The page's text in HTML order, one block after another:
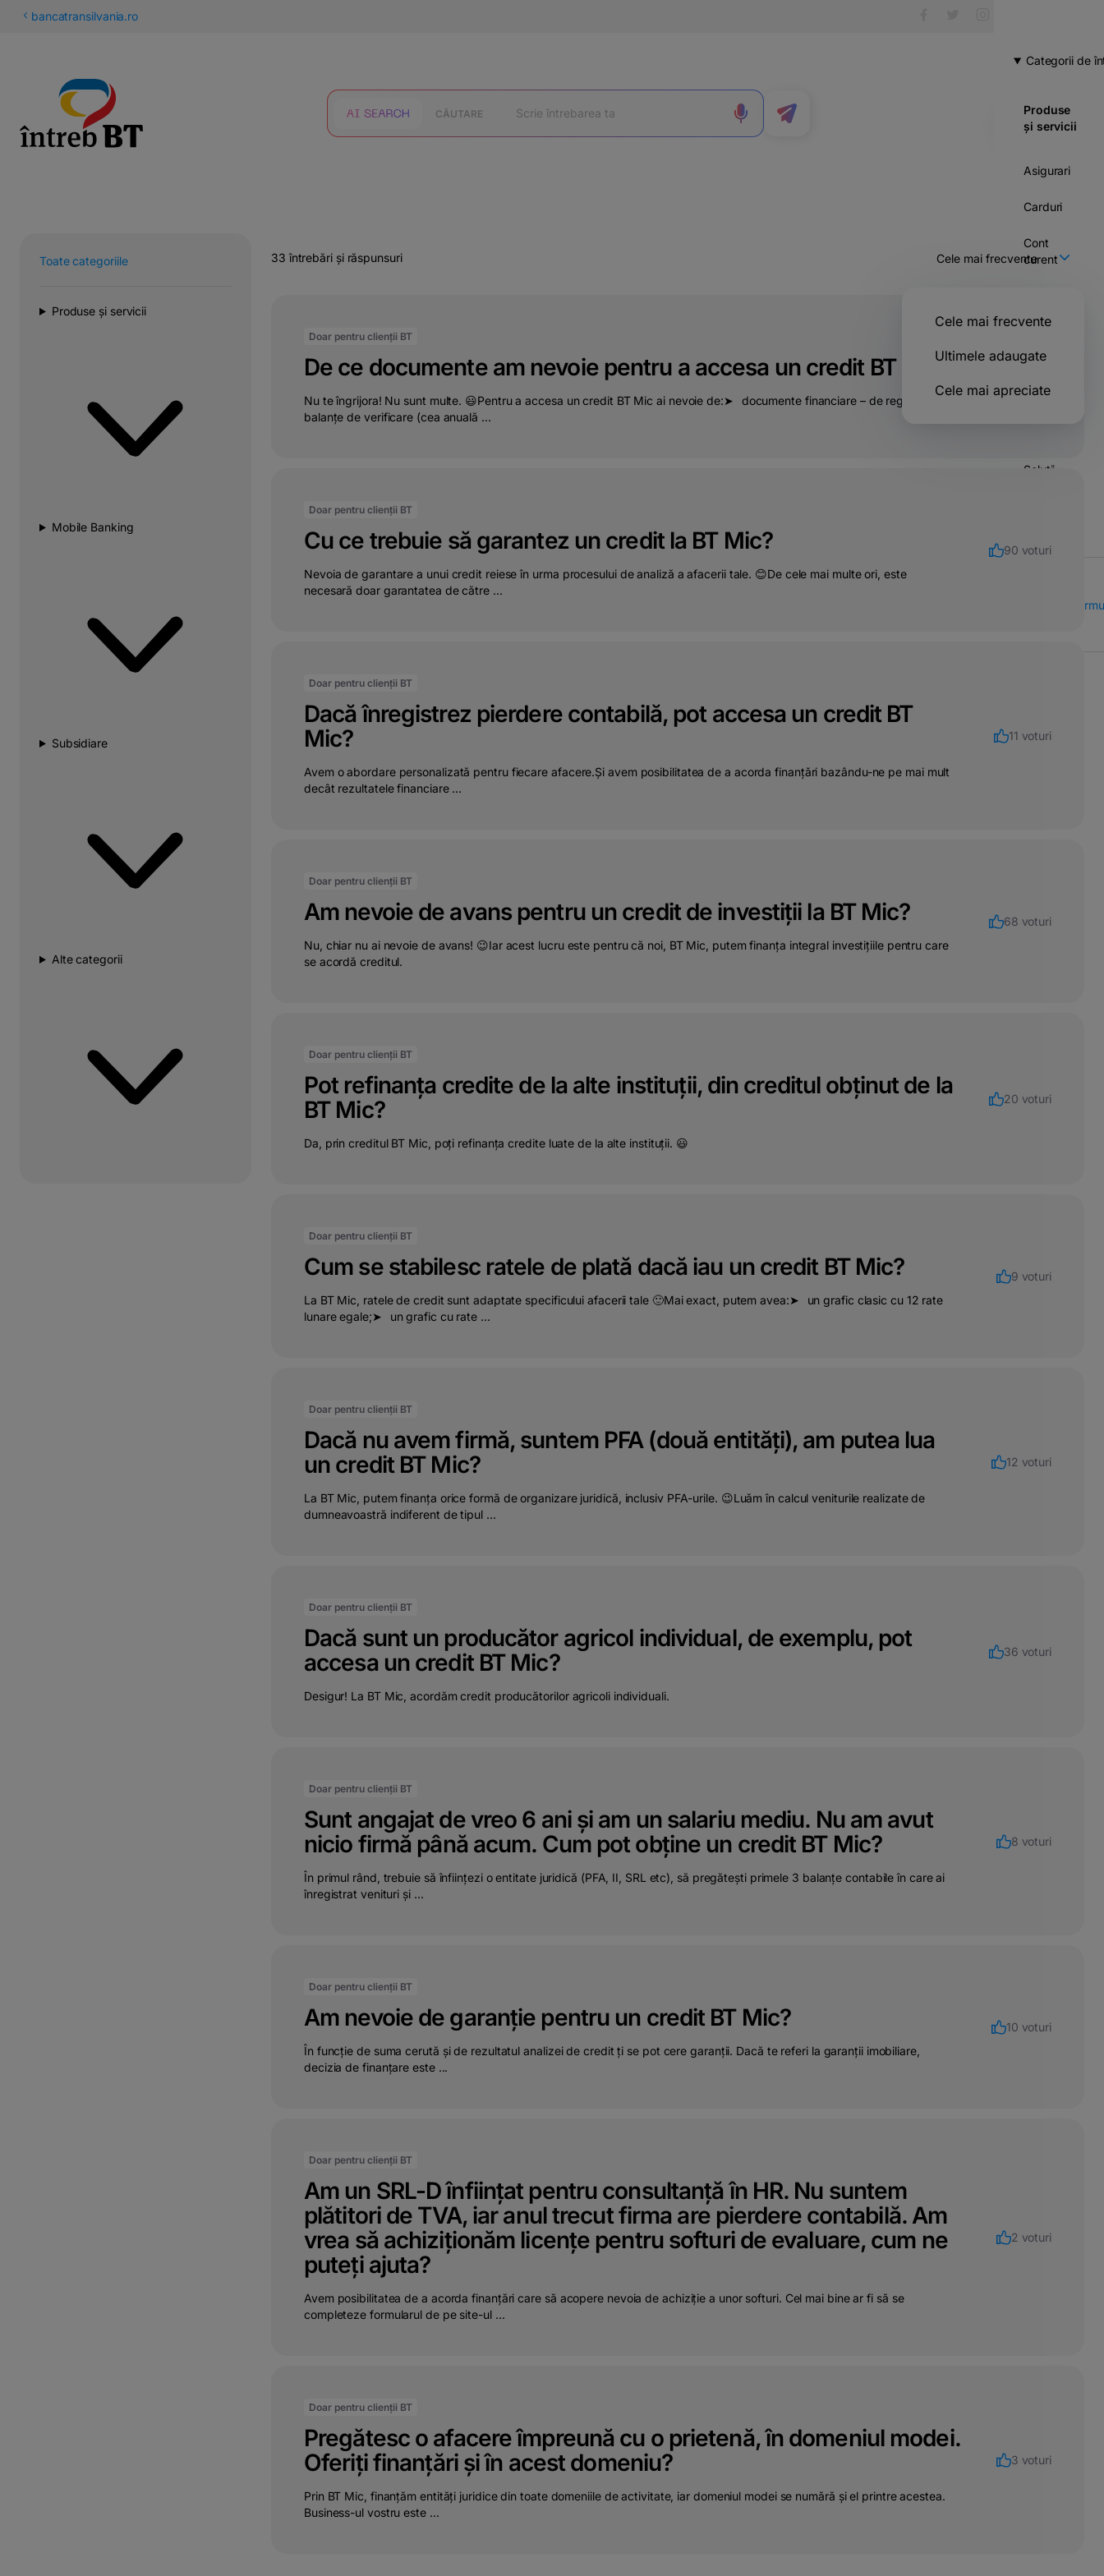
кириллица
bancatransilvania.ro
CĂUTARE MENIU
Categorii de
Produse
și servicii
Asigurari
Carduri
Cont
curent
Operatiuni
Solutii
Toate categoriile
Produse și servicii
Mobile Banking
Subsidiare
Alte categorii
33 întrebări și răspunsuri
Cele mai frecvente
Ultimele adaugate
Cele mai apreciate
Doar pentru clienții BT
De ce documente am nevoie pentru a accesa un credit BT Mic?
Nu te îngrijora! Nu sunt multe. 😃Pentru a accesa un credit BT Mic ai nevoie de:➤⠀documente financiare – de regula două
balanțe de verificare (cea anuală ...
Doar pentru clienții BT
Cu ce trebuie să garantez un credit la BT Mic?
Nevoia de garantare a unui credit reiese în urma procesului de analiză a afacerii tale. 😊De cele mai multe ori, este
necesară doar garantatea de către ...
90 voturi
Doar pentru clienții BT
Dacă înregistrez pierdere contabilă, pot accesa un credit BT
Mic?
Avem o abordare personalizată pentru fiecare afacere.Și avem posibilitatea de a acorda finanțări bazându-ne pe mai mult
decât rezultatele financiare ...
11 voturi
Doar pentru clienții BT
Am nevoie de avans pentru un credit de investiții la BT Mic?
Nu, chiar nu ai nevoie de avans! 😉Iar acest lucru este pentru că noi, BT Mic, putem finanța integral investițiile pentru care
se acordă creditul.
68 voturi
Doar pentru clienții BT
Pot refinanța credite de la alte instituții, din creditul obținut de la
BT Mic?
Da, prin creditul BT Mic, poți refinanța credite luate de la alte instituții. 😃
20 voturi
Doar pentru clienții BT
Cum se stabilesc ratele de plată dacă iau un credit BT Mic?
La BT Mic, ratele de credit sunt adaptate specificului afacerii tale 🙂Mai exact, putem avea:➤⠀un grafic clasic cu 12 rate
lunare egale;➤⠀un grafic cu rate ...
9 voturi
Doar pentru clienții BT
Dacă nu avem firmă, suntem PFA (două entități), am putea lua
un credit BT Mic?
La BT Mic, putem finanța orice formă de organizare juridică, inclusiv PFA-urile. 😉Luăm în calcul veniturile realizate de
dumneavoastră indiferent de tipul ...
12 voturi
Doar pentru clienții BT
Dacă sunt un producător agricol individual, de exemplu, pot
accesa un credit BT Mic?
Desigur! La BT Mic, acordăm credit producătorilor agricoli individuali.
36 voturi
Doar pentru clienții BT
Sunt angajat de vreo 6 ani și am un salariu mediu. Nu am avut
nicio firmă până acum. Cum pot obține un credit BT Mic?
În primul rând, trebuie să înființezi o entitate juridică (PFA, II, SRL etc), să pregătești primele 3 balanțe contabile în care ai
înregistrat venituri și ...
8 voturi
Doar pentru clienții BT
Am nevoie de garanție pentru un credit BT Mic?
În funcție de suma cerută și de rezultatul analizei de credit ți se pot cere garanții. Dacă te referi la garanții imobiliare,
decizia de finanțare este ...
10 voturi
Doar pentru clienții BT
Am un SRL-D înființat pentru consultanță în HR. Nu suntem
plătitori de TVA, iar anul trecut firma are pierdere contabilă. Am
vrea să achiziționăm licențe pentru softuri de evaluare, cum ne
puteți ajuta?
Avem posibilitatea de a acorda finanțări care să acopere nevoia de achiziție a unor softuri. Cel mai bine ar fi să se
completeze formularul de pe site-ul ...
2 voturi
Doar pentru clienții BT
Pregătesc o afacere împreună cu o prietenă, în domeniul modei.
Oferiți finanțări și în acest domeniu?
Prin BT Mic, finanțăm entități juridice din toate domeniile de activitate, iar domeniul modei se numără și el printre acestea.
Business-ul vostru este ...
3 voturi